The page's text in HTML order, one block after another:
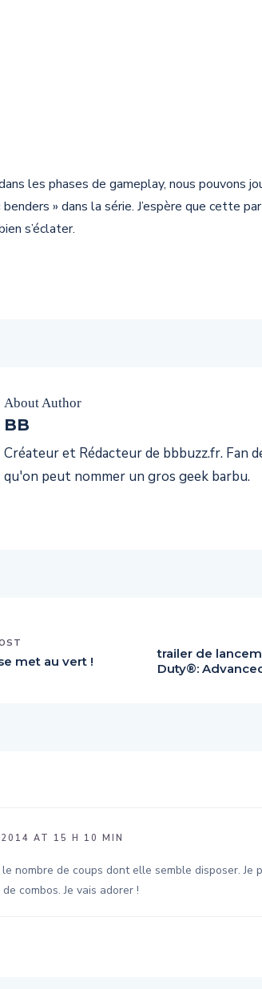
les phases de gameplay, nous pouvons
» dans la série. J’espère que cette
s’éclater.
About Author
BB
Créateur et Rédacteur de bbbuzz.fr. Fan
qu'on peut nommer un gros geek barbu.
met au vert !
trailer de
Duty®:
AT 15 H 10 MIN
nombre de coups dont elle semble disposer. Je
combos. Je vais adorer !